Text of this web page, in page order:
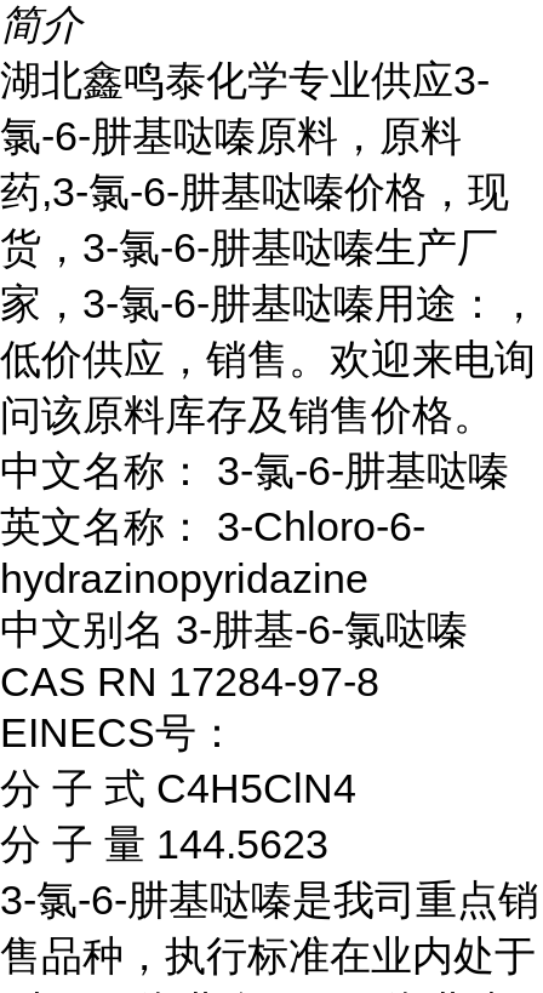
简介
湖北鑫鸣泰化学专业供应3-
氯-6-肼基哒嗪原料，原料
药,3-氯-6-肼基哒嗪价格，现
货，3-氯-6-肼基哒嗪生产厂
家，3-氯-6-肼基哒嗪用途：，
低价供应，销售。欢迎来电询
问该原料库存及销售价格。
中文名称： 3-氯-6-肼基哒嗪
英文名称： 3-Chloro-6-
hydrazinopyridazine
中文别名 3-肼基-6-氯哒嗪
CAS RN 17284-97-8
EINECS号：
分 子 式 C4H5ClN4
分 子 量 144.5623
3-氯-6-肼基哒嗪是我司重点销
售品种，执行标准在业内处于